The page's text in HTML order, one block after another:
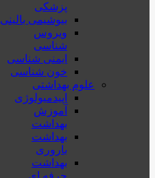
پزشكی
بیوشیمی بالینی
ویروس
شناسی
ایمنی شناسی
خون شناسی
علوم بهداشتی
اپیدمیولوژی
آموزش
بهداشت
بهداشت
باروری
بهداشت